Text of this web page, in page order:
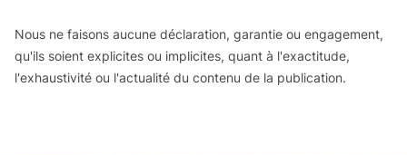
Nous ne faisons aucune déclaration, garantie ou engagement,
qu'ils soient explicites ou implicites, quant à l'exactitude,
l'exhaustivité ou l'actualité du contenu de la publication.